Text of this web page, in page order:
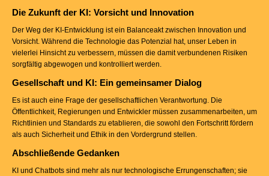
Die Zukunft der KI: Vorsicht und Innovation
Der Weg der KI-Entwicklung ist ein Balanceakt zwischen Innovation und
Vorsicht. Während die Technologie das Potenzial hat, unser Leben in
vielerlei Hinsicht zu verbessern, müssen die damit verbundenen Risiken
sorgfältig abgewogen und kontrolliert werden.
Gesellschaft und KI: Ein gemeinsamer Dialog
Es ist auch eine Frage der gesellschaftlichen Verantwortung. Die
Öffentlichkeit, Regierungen und Entwickler müssen zusammenarbeiten, um
Richtlinien und Standards zu etablieren, die sowohl den Fortschritt fördern
als auch Sicherheit und Ethik in den Vordergrund stellen.
Abschließende Gedanken
KI und Chatbots sind mehr als nur technologische Errungenschaften; sie